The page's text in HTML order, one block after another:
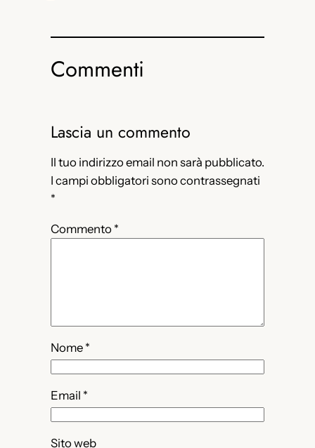
Commenti
Lascia un commento
Il tuo indirizzo email non sarà pubblicato.
I campi obbligatori sono contrassegnati
*
Commento *
Nome *
Email *
Sito web